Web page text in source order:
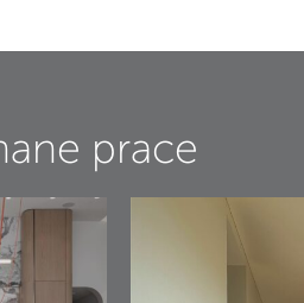
prace